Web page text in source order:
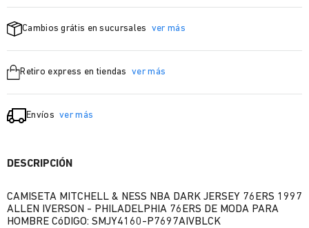
Cambios grátis en sucursales ver más
Retiro express en tiendas ver más
Envíos ver más
DESCRIPCIÓN
CAMISETA MITCHELL & NESS NBA DARK JERSEY 76ERS 1997
ALLEN IVERSON - PHILADELPHIA 76ERS DE MODA PARA
HOMBRE CóDIGO: SMJY4160-P7697AIVBLCK